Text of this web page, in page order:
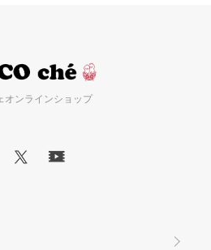
オンラインショップ